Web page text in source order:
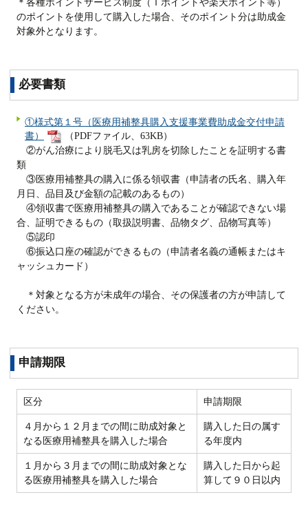
のポイントを使用して購入した場合、そのポイント分は助成金
対象外となります。
必要書類
①様式第１号（医療用補整具購入支援事業費助成金交付申請
書）
（PDFファイル、63KB）
②がん治療により脱毛又は乳房を切除したことを証明する書
類
③医療用補整具の購入に係る領収書（申請者の氏名、購入年
月日、品目及び金額の記載のあるもの）
④領収書で医療用補整具の購入であることが確認できない場
合、証明できるもの（取扱説明書、品物タグ、品物写真等）
⑤認印
⑥振込口座の確認ができるもの（申請者名義の通帳またはキ
ャッシュカード）
＊対象となる方が未成年の場合、その保護者の方が申請して
ください。
申請期限
区分 申請期限
４月から１２月までの間に助成対象と
なる医療用補整具を購入した場合
購入した日の属す
る年度内
１月から３月までの間に助成対象とな
る医療用補整具を購入した場合
購入した日から起
算して９０日以内